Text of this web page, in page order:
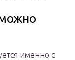
именно с